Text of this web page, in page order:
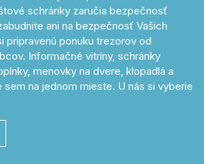
schránky zaručia bezpečnosť
ani na bezpečnosť Vašich
pripravenú ponuku trezorov od
Informačné vitríny, schránky
menovky na dvere, klopadlá a
sem na jednom mieste. U nás si vyberie